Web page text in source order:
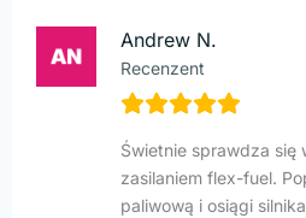
Andrew N.
Recenzent
Świetnie sprawdza się
zasilaniem flex-fuel.
paliwową i osiągi